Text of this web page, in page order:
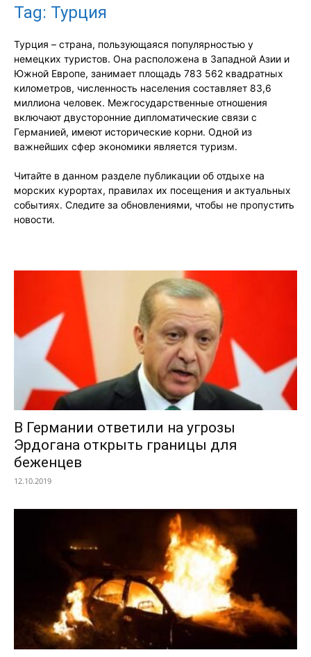
Tag: Турция
Турция – страна, пользующаяся популярностью у
немецких туристов. Она расположена в Западной Азии и
Южной Европе, занимает площадь 783 562 квадратных
километров, численность населения составляет 83,6
миллиона человек. Межгосударственные отношения
включают двусторонние дипломатические связи с
Германией, имеют исторические корни. Одной из
важнейших сфер экономики является туризм.
Читайте в данном разделе публикации об отдыхе на
морских курортах, правилах их посещения и актуальных
событиях. Следите за обновлениями, чтобы не пропустить
новости.
В Германии ответили на угрозы
Эрдогана открыть границы для
беженцев
12.10.2019